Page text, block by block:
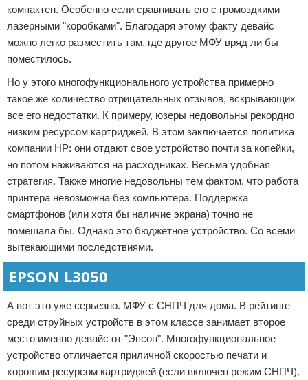
компактен. Особенно если сравнивать его с громоздкими
лазерными "коробками". Благодаря этому факту девайс
можно легко разместить там, где другое МФУ вряд ли бы
поместилось.
Но у этого многофункционального устройства примерно
такое же количество отрицательных отзывов, вскрывающих
все его недостатки. К примеру, юзеры недовольны рекордно
низким ресурсом картриджей. В этом заключается политика
компании НР: они отдают свое устройство почти за копейки,
но потом наживаются на расходниках. Весьма удобная
стратегия. Также многие недовольны тем фактом, что работа
принтера невозможна без компьютера. Поддержка
смартфонов (или хотя бы наличие экрана) точно не
помешала бы. Однако это бюджетное устройство. Со всеми
вытекающими последствиями.
EPSON L3050
А вот это уже серьезно. МФУ с СНПЧ для дома. В рейтинге
среди струйных устройств в этом классе занимает второе
место именно девайс от "Эпсон". Многофункциональное
устройство отличается приличной скоростью печати и
хорошим ресурсом картриджей (если включен режим СНПЧ).